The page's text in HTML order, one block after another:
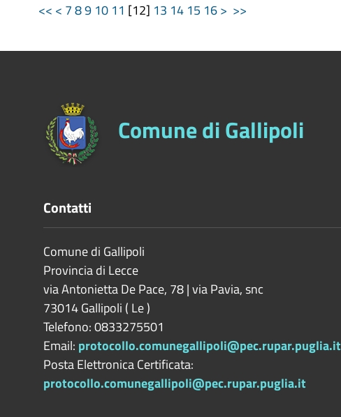
<< < 789 10 11 [12] 13 14 15 16> >>
Comune di Gallipoli
Contatti
Comune di Gallipoli
Provincia di Lecce
via Antonietta De Pace, 78 | via Pavia, snc
73014Gallipoli ( Le)
Telefono: 0833275501
Email: protocollo.comunegallipoli@pec.rupar.puglia.it
Posta Elettronica Certificata:
protocollo.comunegallipoli@pec.rupar.puglia.it